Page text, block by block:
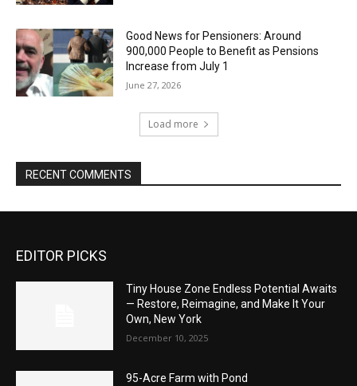
Good News for Pensioners: Around
900,000 People to Benefit as Pensions
Increase from July 1
June 27, 2026
Load more
RECENT COMMENTS
EDITOR PICKS
Tiny House Zone Endless Potential Awaits
— Restore, Reimagine, and Make It Your
Own, New York
December 10, 2025
95-Acre Farm with Pond